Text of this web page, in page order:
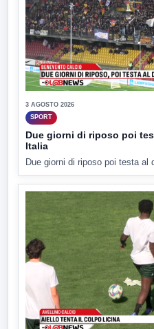
3 AGOSTO 2026
SPORT
Due giorni di riposo poi
Italia
Due giorni di riposo poi testa al